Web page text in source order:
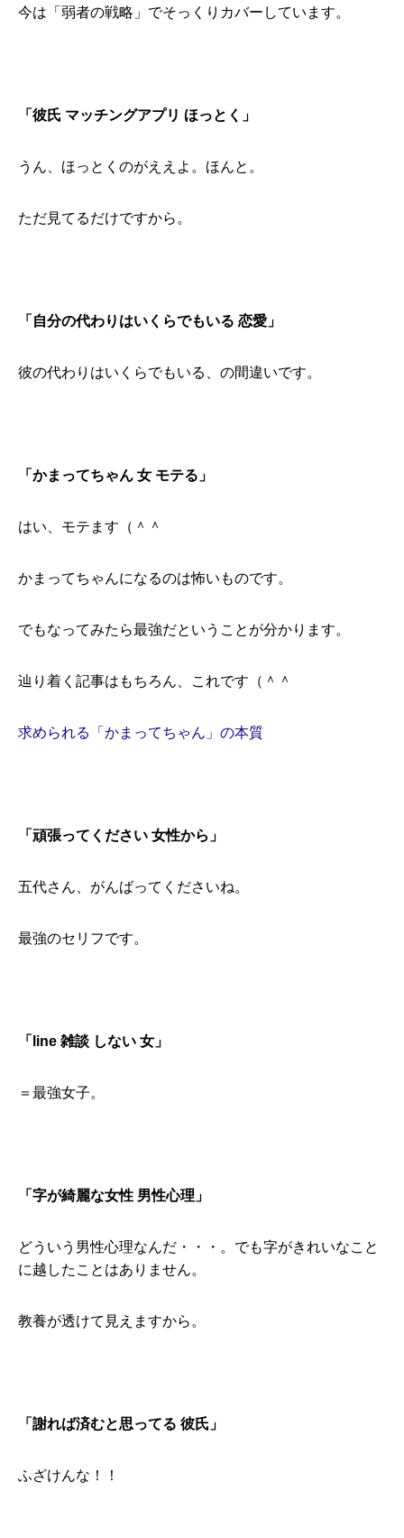
今は「弱者の戦略」でそっくりカバーしています。
「彼氏 マッチングアプリ ほっとく」
うん、ほっとくのがええよ。ほんと。
ただ見てるだけですから。
「自分の代わりはいくらでもいる 恋愛」
彼の代わりはいくらでもいる、の間違いです。
「かまってちゃん 女 モテる」
はい、モテます（＾＾
かまってちゃんになるのは怖いものです。
でもなってみたら最強だということが分かります。
辿り着く記事はもちろん、これです（＾＾
求められる「かまってちゃん」の本質
「頑張ってください 女性から」
五代さん、がんばってくださいね。
最強のセリフです。
「line 雑談 しない 女」
＝最強女子。
「字が綺麗な女性 男性心理」
どういう男性心理なんだ・・・。でも字がきれいなこと
に越したことはありません。
教養が透けて見えますから。
「謝れば済むと思ってる 彼氏」
ふざけんな！！